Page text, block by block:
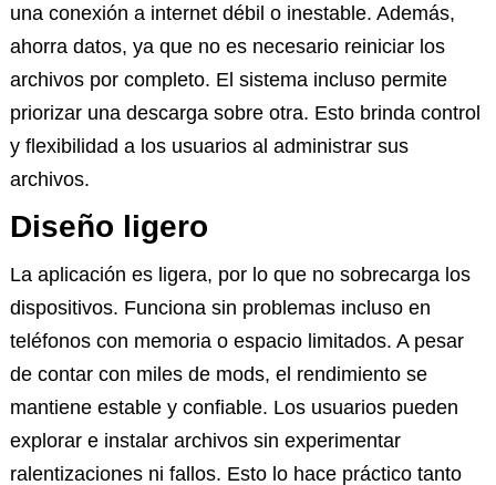
una conexión a internet débil o inestable. Además,
ahorra datos, ya que no es necesario reiniciar los
archivos por completo. El sistema incluso permite
priorizar una descarga sobre otra. Esto brinda control
y flexibilidad a los usuarios al administrar sus
archivos.
Diseño ligero
La aplicación es ligera, por lo que no sobrecarga los
dispositivos. Funciona sin problemas incluso en
teléfonos con memoria o espacio limitados. A pesar
de contar con miles de mods, el rendimiento se
mantiene estable y confiable. Los usuarios pueden
explorar e instalar archivos sin experimentar
ralentizaciones ni fallos. Esto lo hace práctico tanto